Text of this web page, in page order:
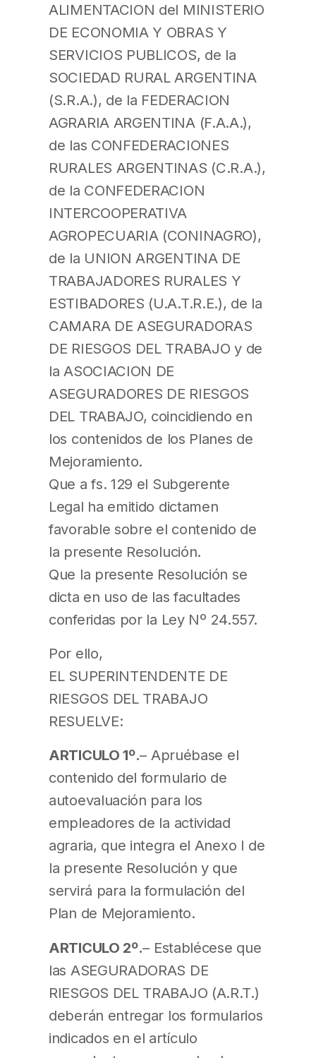
ALIMENTACION del MINISTERIO
DE ECONOMIA Y OBRAS Y
SERVICIOS PUBLICOS, de la
SOCIEDAD RURAL ARGENTINA
(S.R.A.), de la FEDERACION
AGRARIA ARGENTINA (F.A.A.),
de las CONFEDERACIONES
RURALES ARGENTINAS (C.R.A.),
de la CONFEDERACION
INTERCOOPERATIVA
AGROPECUARIA (CONINAGRO),
de la UNION ARGENTINA DE
TRABAJADORES RURALES Y
ESTIBADORES (U.A.T.R.E.), de la
CAMARA DE ASEGURADORAS
DE RIESGOS DEL TRABAJO y de
la ASOCIACION DE
ASEGURADORES DE RIESGOS
DEL TRABAJO, coincidiendo en
los contenidos de los Planes de
Mejoramiento.
Que a fs. 129 el Subgerente
Legal ha emitido dictamen
favorable sobre el contenido de
la presente Resolución.
Que la presente Resolución se
dicta en uso de las facultades
conferidas por la Ley Nº 24.557.
Por ello,
EL SUPERINTENDENTE DE
RIESGOS DEL TRABAJO
RESUELVE:
ARTICULO 1º.– Apruébase el
contenido del formulario de
autoevaluación para los
empleadores de la actividad
agraria, que integra el Anexo I de
la presente Resolución y que
servirá para la formulación del
Plan de Mejoramiento.
ARTICULO 2º.– Establécese que
las ASEGURADORAS DE
RIESGOS DEL TRABAJO (A.R.T.)
deberán entregar los formularios
indicados en el artículo